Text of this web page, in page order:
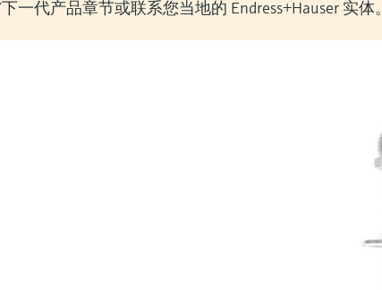
代产品章节或联系您当地的 Endress+Hauser 实体。